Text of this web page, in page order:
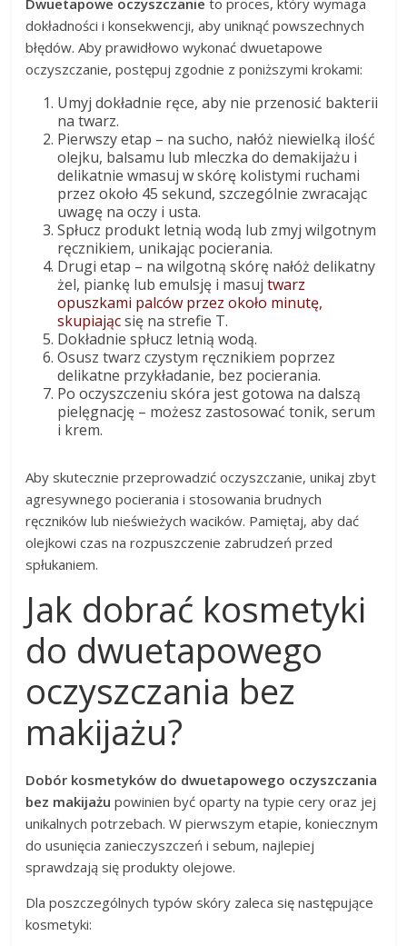
dokładności i konsekwencji, aby uniknąć powszechnych
błędów. Aby prawidłowo wykonać dwuetapowe
oczyszczanie, postępuj zgodnie z poniższymi krokami:
Umyj dokładnie ręce, aby nie przenosić bakterii
na twarz.
Pierwszy etap – na sucho, nałóż niewielką ilość
olejku, balsamu lub mleczka do demakijażu i
delikatnie wmasuj w skórę kolistymi ruchami
przez około 45 sekund, szczególnie zwracając
uwagę na oczy i usta.
Spłucz produkt letnią wodą lub zmyj wilgotnym
ręcznikiem, unikając pocierania.
Drugi etap – na wilgotną skórę nałóż delikatny
żel, piankę lub emulsję i masujtwarz
opuszkami palców przez około minutę,
skupiającsię na strefie T.
Dokładnie spłucz letnią wodą.
Osusz twarz czystym ręcznikiem poprzez
delikatne przykładanie, bez pocierania.
Po oczyszczeniu skóra jest gotowa na dalszą
pielęgnację – możesz zastosować tonik, serum
i krem.
Aby skutecznie przeprowadzić oczyszczanie, unikaj zbyt
agresywnego pocierania i stosowania brudnych
ręczników lub nieświeżych wacików. Pamiętaj, aby dać
olejkowi czas na rozpuszczenie zabrudzeń przed
spłukaniem.
Jak dobrać kosmetyki
do dwuetapowego
oczyszczania bez
makijażu?
Dobór kosmetyków do dwuetapowego oczyszczania
bez makijażu powinien być oparty na typie cery oraz jej
unikalnych potrzebach. W pierwszym etapie, koniecznym
do usunięcia zanieczyszczeń i sebum, najlepiej
sprawdzają się produkty olejowe.
Dla poszczególnych typów skóry zaleca się następujące
kosmetyki: